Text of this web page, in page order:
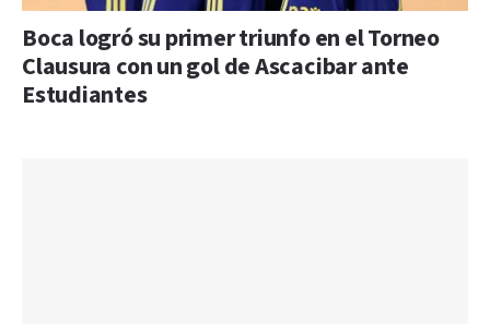
Boca logró su primer triunfo en el Torneo
Clausura con un gol de Ascacibar ante
Estudiantes